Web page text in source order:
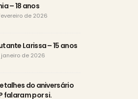
– 18 anos
de 2026
Larissa – 15 anos
janeiro de 2026
do aniversário
falaram por si.